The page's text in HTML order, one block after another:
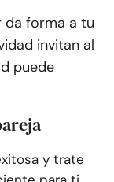
da forma a tu
invitan al
puede
y trate